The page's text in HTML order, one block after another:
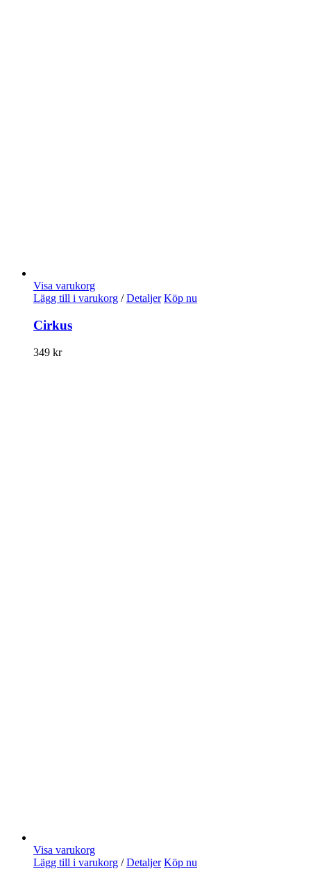
Visa varukorg
Lägg till i varukorg / Detaljer Köp nu
Cirkus
349 kr
Visa varukorg
Lägg till i varukorg / Detaljer Köp nu